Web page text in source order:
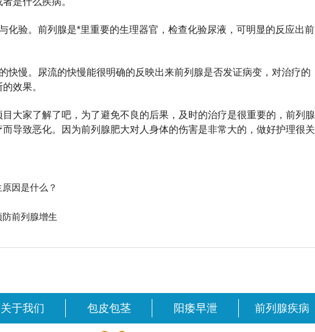
化验。前列腺是*里重要的生理器官，检查化验尿液，可明显的反应出前
快慢。尿流的快慢能很明确的反映出来前列腺是否发证病变，对治疗的
效果。
目大家了解了吧，为了避免不良的后果，及时的治疗是很重要的，前列腺
导致恶化。因为前列腺肥大对人身体的伤害是非常大的，做好护理很关
因是什么？
前列腺增生
关于我们 包皮包茎 阳痿早泄 前列腺疾病